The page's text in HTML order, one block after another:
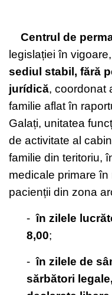
Centrul de
legislației în
sediul stabil, fără
jurídică, coordonat
familie aflat în
Galați, unitatea
de activitate al
familie din teritoriu,
medicale primare
pacienții din zona
-în zilele
8,00;
-în zilele de
sărbători